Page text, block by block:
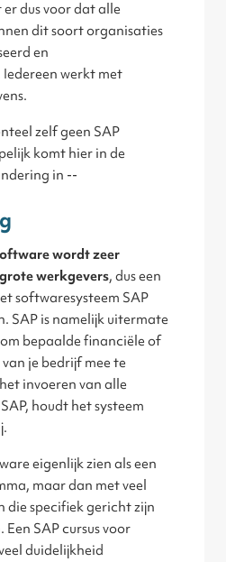
dus voor dat alle
dit soort organisaties
en
werkt met
zelf geen SAP
komt hier in de
in --
wordt zeer
werkgevers, dus een
softwaresysteem SAP
SAP is namelijk uitermate
bepaalde financiële of
je bedrijf mee te
invoeren van alle
houdt het systeem
eigenlijk zien als een
maar dan met veel
die specifiek gericht zijn
SAP cursus voor
duidelijkheid